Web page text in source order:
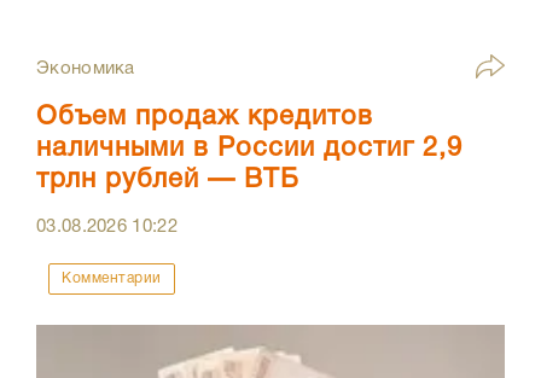
Экономика
Объем продаж кредитов
наличными в России достиг 2,9
трлн рублей — ВТБ
03.08.2026 10:22
Комментарии